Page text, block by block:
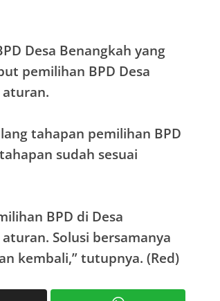
Desa Benangkah yang
pemilihan BPD Desa
aturan.
tahapan pemilihan BPD
sudah sesuai
BPD di Desa
Solusi bersamanya
kembali,” tutupnya. (Red)